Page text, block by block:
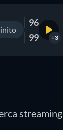
96
99
+3
streaming